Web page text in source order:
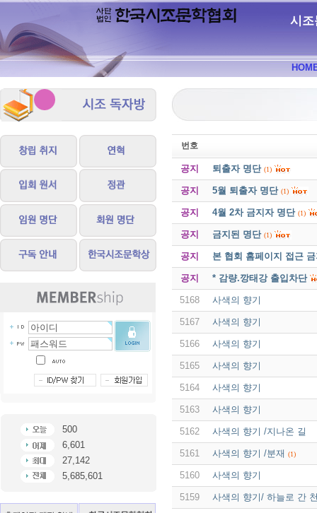
시조
500
6,601
27,142
5,685,601
번호
공지 퇴출자 명단 (1)
공지 5월 퇴출자 명단 (1)
공지 4월 2차 금지자 명단 (1)
공지 금지된 명단 (1)
공지 본 협회 홈페이지 접근
공지 * 감량.깡태강 출입차단
5168 사색의 향기
5167 사색의 향기
5166 사색의 향기
5165 사색의 향기
5164 사색의 향기
5163 사색의 향기
5162 사색의 향기 /지나온 길
5161 사색의 향기 /분재 (1)
5160 사색의 향기
5159 사색의 향기/ 하늘로 간